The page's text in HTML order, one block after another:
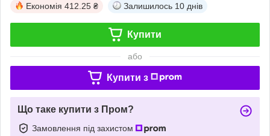
Економія 412.25 ₴ Залишилось 10 днів
Купити
або
Купити з
Що таке купити з Пром?
Замовлення під захистом